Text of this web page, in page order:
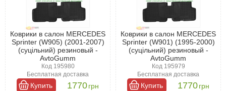
Коврики в салон MERCEDES
Sprinter (W905) (2001-2007)
(суцільний) резиновый -
AvtoGumm
Код 195980
Бесплатная доставка
Купить 1770грн
Коврики в салон MERCEDES
Sprinter (W901) (1995-2000)
(суцільний) резиновый -
AvtoGumm
Код 195979
Бесплатная доставка
Купить 1770грн